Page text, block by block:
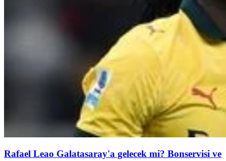
Rafael Leao Galatasaray'a gelecek mi? Bonservisi ve